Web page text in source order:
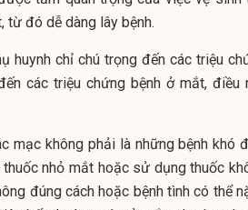
đó dễ dàng lây bệnh.
huynh chỉ chú trọng đến các triệu
các triệu chứng bệnh ở mắt, điều
mạc không phải là những bệnh khó
nhỏ mắt hoặc sử dụng thuốc
đúng cách hoặc bệnh tình có thể